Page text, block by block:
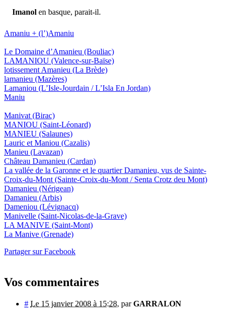
Imanol en basque, parait-il.
Amaniu + (l’)Amaniu
Le Domaine d’Amanieu (Bouliac)
LAMANIOU (Valence-sur-Baïse)
lotissement Amanieu (La Brède)
lamanieu (Mazères)
Lamaniou (L’Isle-Jourdain / L’Isla En Jordan)
Maniu
Manivat (Birac)
MANIOU (Saint-Léonard)
MANIEU (Salaunes)
Lauric et Maniou (Cazalis)
Manieu (Lavazan)
Château Damanieu (Cardan)
La vallée de la Garonne et le quartier Damanieu, vus de Sainte-
Croix-du-Mont (Sainte-Croix-du-Mont / Senta Crotz deu Mont)
Damanieu (Nérigean)
Damanieu (Arbis)
Dameniou (Lévignacq)
Manivelle (Saint-Nicolas-de-la-Grave)
LA MANIVE (Saint-Mont)
La Manive (Grenade)
Partager sur Facebook
Vos commentaires
# Le 15 janvier 2008 à 15:28, parGARRALON